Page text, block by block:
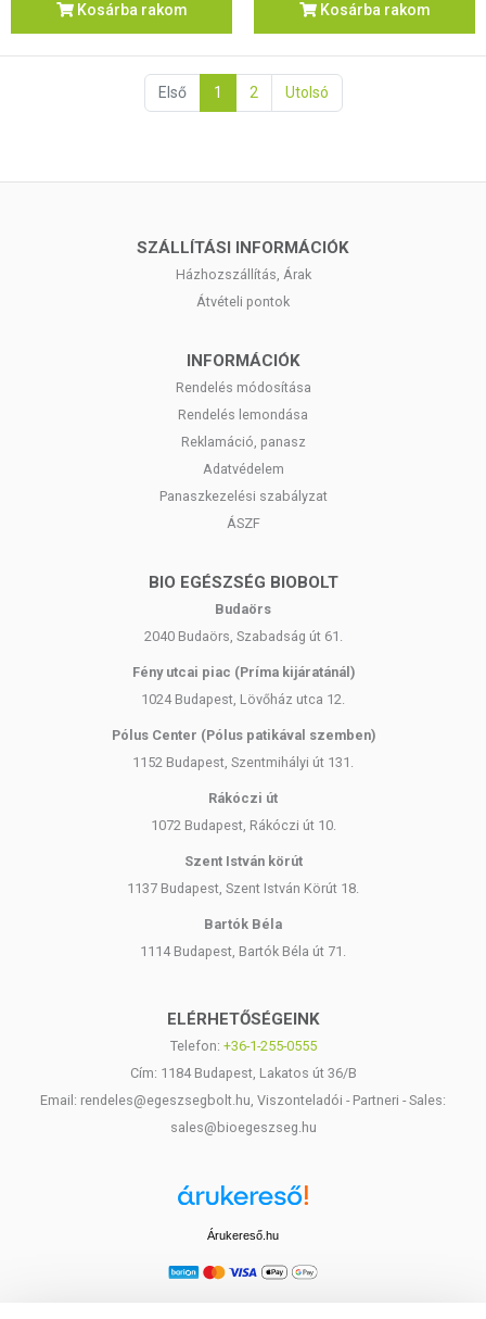
Kosárba rakom Kosárba rakom
Első 1 2 Utolsó
SZÁLLÍTÁSI INFORMÁCIÓK
Házhozszállítás, Árak
Átvételi pontok
INFORMÁCIÓK
Rendelés módosítása
Rendelés lemondása
Reklamáció, panasz
Adatvédelem
Panaszkezelési szabályzat
ÁSZF
BIO EGÉSZSÉG BIOBOLT
Budaörs
2040 Budaörs, Szabadság út 61.
Fény utcai piac (Príma kijáratánál)
1024 Budapest, Lövőház utca 12.
Pólus Center (Pólus patikával szemben)
1152 Budapest, Szentmihályi út 131.
Rákóczi út
1072 Budapest, Rákóczi út 10.
Szent István körút
1137 Budapest, Szent István Körút 18.
Bartók Béla
1114 Budapest, Bartók Béla út 71.
ELÉRHETŐSÉGEINK
Telefon: +36-1-255-0555
Cím: 1184 Budapest, Lakatos út 36/B
Email: rendeles@egeszsegbolt.hu, Viszonteladói - Partneri - Sales:
sales@bioegeszseg.hu
Árukereső.hu